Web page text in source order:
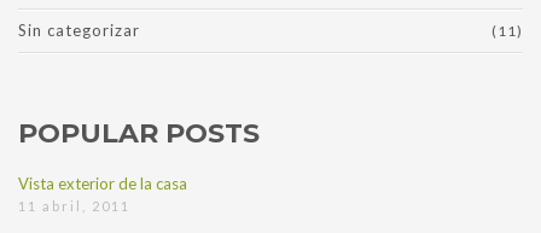
Sin categorizar (11)
POPULAR POSTS
Vista exterior de la casa
11 abril, 2011